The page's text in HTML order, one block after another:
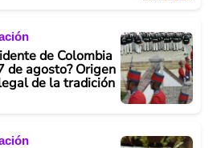
de Colombia
de agosto? Origen
de la tradición